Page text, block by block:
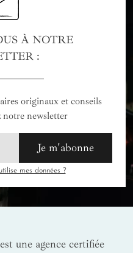
À NOTRE
:
originaux et conseils
notre newsletter
Je m'abonne
mes données ?
est une agence certifiée